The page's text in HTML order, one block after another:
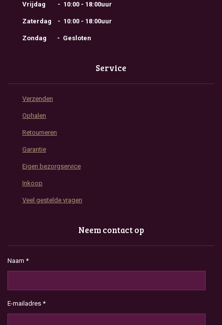
Vrijdag - 10:00 - 18:00uur
Zaterdag - 10:00 - 18:00uur
Zondag - Gesloten
Service
Verzenden
Ophalen
Retourneren
Garantie
Eigen bezorgservice
Inkoop
Veel gestelde vragen
Neem contact op
Naam *
E-mailadres *